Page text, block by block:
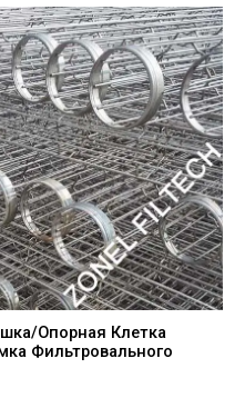
Опорная Клетка
Фильтровального